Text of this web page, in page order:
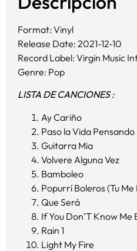
Format: Vinyl
Release Date: 2021-12-10
Record Label: Virgin Music
Genre: Pop
LISTA DE CANCIONES :
Ay Cariño
Paso la Vida Pensando
Guitarra Mia
Volvere Alguna Vez
Bamboleo
Popurrí­ Boleros (Tu
Que Será
If You Don’T Know Me
Rain 1
Light My Fire